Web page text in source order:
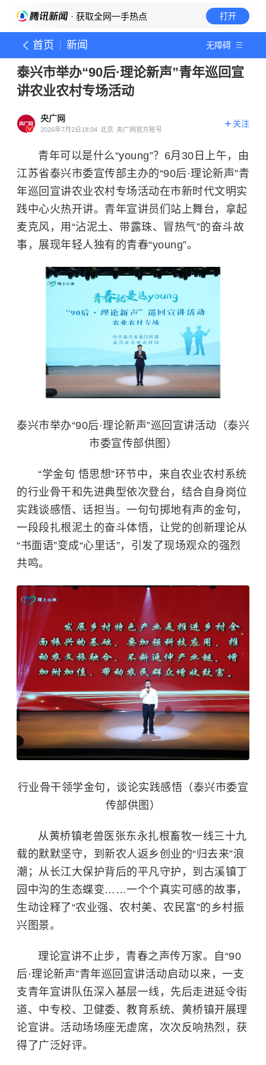
· 获取全网一手热点 打开
首页 新闻 无障碍
泰兴市举办“90后·理论新声”青年巡回宣
讲农业农村专场活动
央广网
2026年7月2日18:04 北京 央广网官方账号
关注
青年可以是什么“young”？6月30日上午，由
江苏省泰兴市委宣传部主办的“90后·理论新声”青
年巡回宣讲农业农村专场活动在市新时代文明实
践中心火热开讲。青年宣讲员们站上舞台，拿起
麦克风，用“沾泥土、带露珠、冒热气”的奋斗故
事，展现年轻人独有的青春“young”。
泰兴市举办“90后·理论新声”巡回宣讲活动（泰兴
市委宣传部供图）
“学金句 悟思想”环节中，来自农业农村系统
的行业骨干和先进典型依次登台，结合自身岗位
实践谈感悟、话担当。一句句掷地有声的金句，
一段段扎根泥土的奋斗体悟，让党的创新理论从
“书面语”变成“心里话”，引发了现场观众的强烈
共鸣。
行业骨干领学金句，谈论实践感悟（泰兴市委宣
传部供图）
从黄桥镇老兽医张东永扎根畜牧一线三十九
载的默默坚守，到新农人返乡创业的“归去来”浪
潮；从长江大保护背后的平凡守护，到古溪镇丁
园中沟的生态蝶变……一个个真实可感的故事，
生动诠释了“农业强、农村美、农民富”的乡村振
兴图景。
理论宣讲不止步，青春之声传万家。自“90
后·理论新声”青年巡回宣讲活动启动以来，一支
支青年宣讲队伍深入基层一线，先后走进延令街
道、中专校、卫健委、教育系统、黄桥镇开展理
论宣讲。活动场场座无虚席，次次反响热烈，获
得了广泛好评。